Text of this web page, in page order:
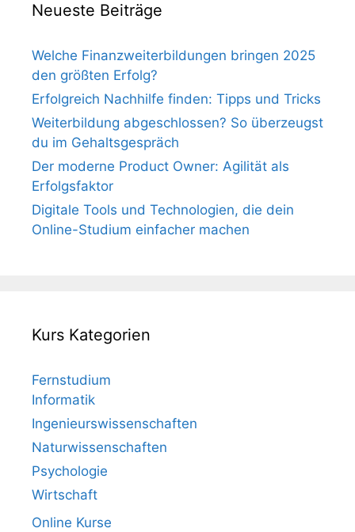
Neueste Beiträge
Welche Finanzweiterbildungen bringen 2025
den größten Erfolg?
Erfolgreich Nachhilfe finden: Tipps und Tricks
Weiterbildung abgeschlossen? So überzeugst
du im Gehaltsgespräch
Der moderne Product Owner: Agilität als
Erfolgsfaktor
Digitale Tools und Technologien, die dein
Online-Studium einfacher machen
Kurs Kategorien
Fernstudium
Informatik
Ingenieurswissenschaften
Naturwissenschaften
Psychologie
Wirtschaft
Online Kurse